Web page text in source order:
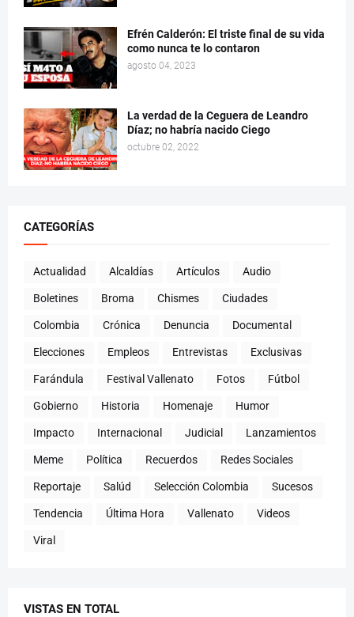
Efrén Calderón: El triste final de su vida
como nunca te lo contaron
agosto 04, 2023
La verdad de la Ceguera de Leandro
Díaz; no habría nacido Ciego
octubre 02, 2022
CATEGORÍAS
Actualidad Alcaldías Artículos Audio
Boletines Broma Chismes Ciudades
Colombia Crónica Denuncia Documental
Elecciones Empleos Entrevistas Exclusivas
Farándula Festival Vallenato Fotos Fútbol
Gobierno Historia Homenaje Humor
Impacto Internacional Judicial Lanzamientos
Meme Política Recuerdos Redes Sociales
Reportaje Salúd Selección Colombia Sucesos
Tendencia Última Hora Vallenato Videos
Viral
VISTAS EN TOTAL